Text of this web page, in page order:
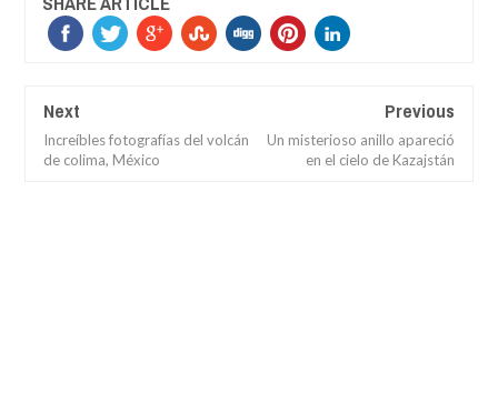
Next
Increíbles fotografías del volcán
de colima, México
Previous
Un misterioso anillo apareció
en el cielo de Kazajstán